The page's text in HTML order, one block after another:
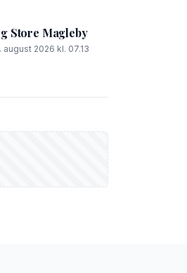
Store Magleby
2026 kl. 07.13